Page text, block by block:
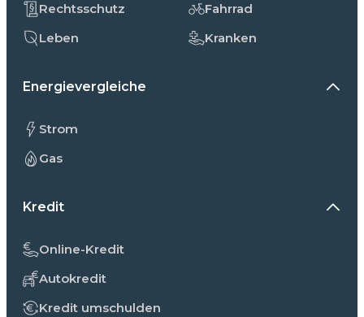
Rechtsschutz
Leben
Fahrrad
Kranken
Energievergleiche
Strom
Gas
Kredit
Online-Kredit
Autokredit
Kredit umschulden